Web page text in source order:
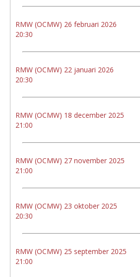
RMW (OCMW) 26 februari 2026
20:30
RMW (OCMW) 22 januari 2026
20:30
RMW (OCMW) 18 december 2025
21:00
RMW (OCMW) 27 november 2025
21:00
RMW (OCMW) 23 oktober 2025
20:30
RMW (OCMW) 25 september 2025
21:00